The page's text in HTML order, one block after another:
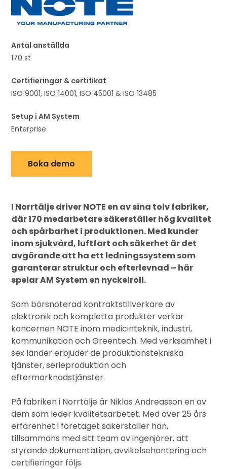
Antal anställda
170 st
Certifieringar & certifikat
ISO 9001, ISO 14001, ISO 45001 & ISO 13485
Setup i AM System
Enterprise
Boka demo
I Norrtälje driver NOTE en av sina tolv fabriker,
där 170 medarbetare säkerställer hög kvalitet
och spårbarhet i produktionen. Med kunder
inom sjukvård, luftfart och säkerhet är det
avgörande att ha ett ledningssystem som
garanterar struktur och efterlevnad – här
spelar AM System en nyckelroll.
Som börsnoterad kontraktstillverkare av
elektronik och kompletta produkter verkar
koncernen NOTE inom medicinteknik, industri,
kommunikation och Greentech. Med verksamhet i
sex länder erbjuder de produktionstekniska
tjänster, serieproduktion och
eftermarknadstjänster.
På fabriken i Norrtälje är Niklas Andreasson en av
dem som leder kvalitetsarbetet. Med över 25 års
erfarenhet i företaget säkerställer han,
tillsammans med sitt team av ingenjörer, att
styrande dokumentation, avvikelsehantering och
certifieringar följs.